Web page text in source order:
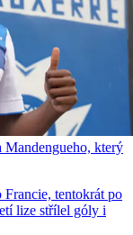
který
tentokrát po
lize střílel góly i